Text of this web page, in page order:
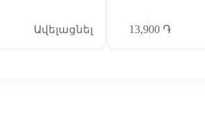
Ավելացնել 13,900 ֏